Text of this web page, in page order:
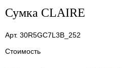
Сумка CLAIRE
Арт. 30R5GC7L3B_252
Стоимость